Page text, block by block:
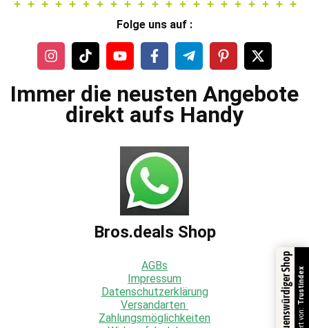
Folge uns auf :
Immer die neusten Angebote
direkt aufs Handy
Bros.deals Shop
AGBs
Impressum
Datenschutzerklärung
Versandarten
Zahlungsmöglichkeiten
Vertrauenswürdiger ShopTrustindex